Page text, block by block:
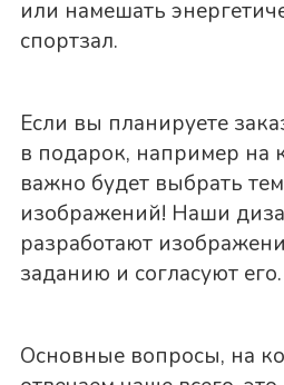
или намешать
спортзал.
Если вы планируете
в подарок, например на
важно будет выбрать
изображений! Наши
разработают
заданию и согласуют его.
Основные вопросы, на